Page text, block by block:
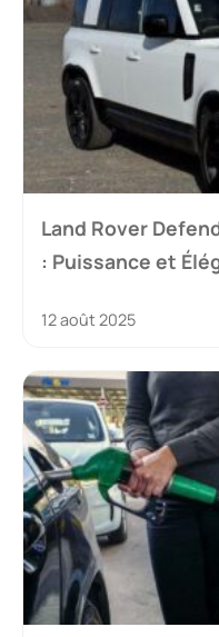
Land Rover
: Puissance et
12 août 2025